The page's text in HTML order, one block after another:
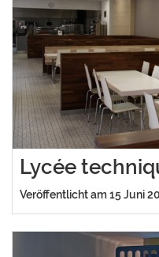
Lycée
Veröffentlicht am 15 Juni